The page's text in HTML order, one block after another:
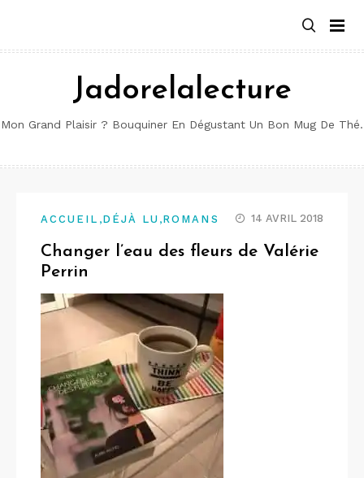
contenu
Jadorelalecture
Mon Grand Plaisir ? Bouquiner En Dégustant Un Bon Mug De Thé.
ACCUEIL ,DÉJÀ LU ,ROMANS 14 AVRIL 2018
Changer l’eau des fleurs de Valérie
Perrin